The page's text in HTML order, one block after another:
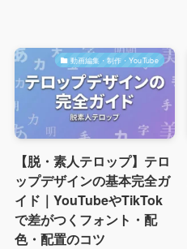
動画編集・制作・YouTube
【脱・素人テロップ】テロ
ップデザインの基本完全ガ
イド｜YouTubeやTikTok
で差がつくフォント・配
色・配置のコツ